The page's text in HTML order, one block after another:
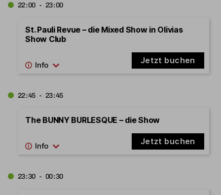
22:00 - 23:00
St. Pauli Revue – die Mixed Show in Olivias
Show Club
Jetzt buchen
22:45 - 23:45
The BUNNY BURLESQUE – die Show
Jetzt buchen
23:30 - 00:30